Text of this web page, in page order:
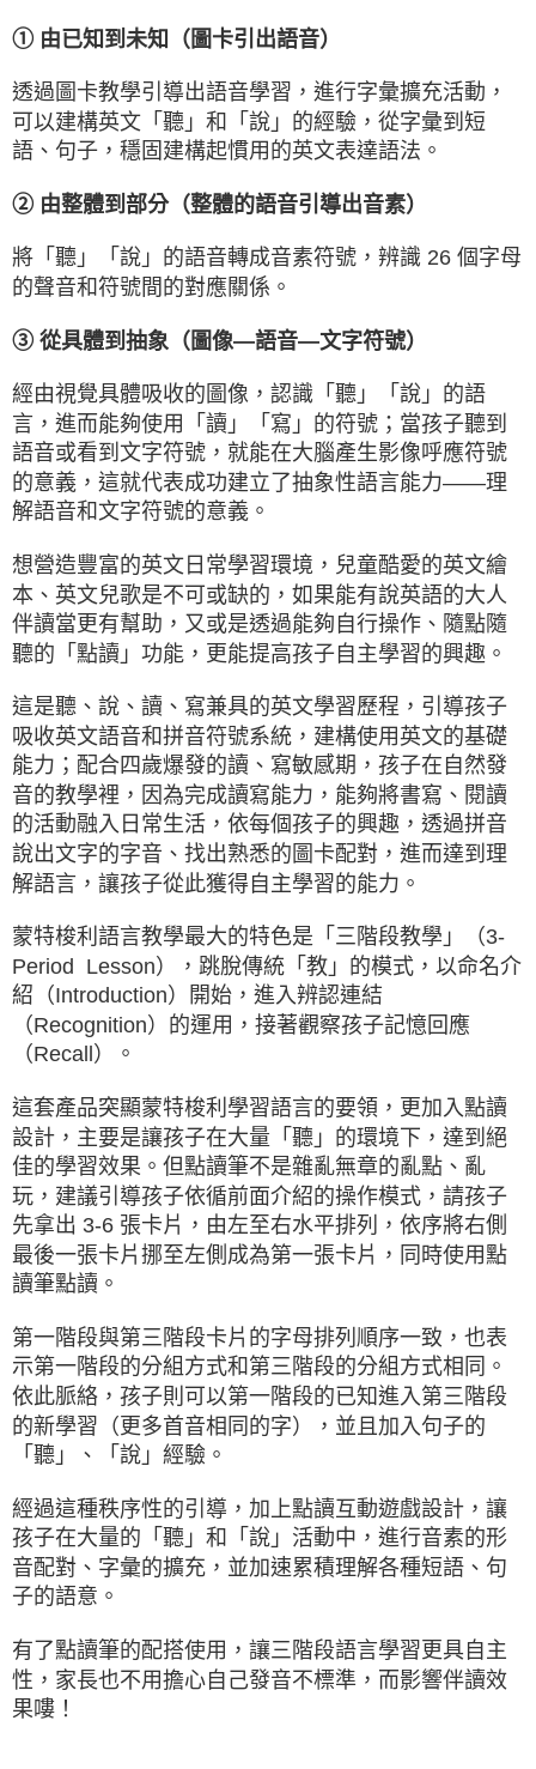
① 由已知到未知（圖卡引出語音）
透過圖卡教學引導出語音學習，進行字彙擴充活動，
可以建構英文「聽」和「說」的經驗，從字彙到短
語、句子，穩固建構起慣用的英文表達語法。
② 由整體到部分（整體的語音引導出音素）
將「聽」「說」的語音轉成音素符號，辨識 26 個字母
的聲音和符號間的對應關係。
③ 從具體到抽象（圖像—語音—文字符號）
經由視覺具體吸收的圖像，認識「聽」「說」的語
言，進而能夠使用「讀」「寫」的符號；當孩子聽到
語音或看到文字符號，就能在大腦產生影像呼應符號
的意義，這就代表成功建立了抽象性語言能力——理
解語音和文字符號的意義。
想營造豐富的英文日常學習環境，兒童酷愛的英文繪
本、英文兒歌是不可或缺的，如果能有說英語的大人
伴讀當更有幫助，又或是透過能夠自行操作、隨點隨
聽的「點讀」功能，更能提高孩子自主學習的興趣。
這是聽、說、讀、寫兼具的英文學習歷程，引導孩子
吸收英文語音和拼音符號系統，建構使用英文的基礎
能力；配合四歲爆發的讀、寫敏感期，孩子在自然發
音的教學裡，因為完成讀寫能力，能夠將書寫、閱讀
的活動融入日常生活，依每個孩子的興趣，透過拼音
說出文字的字音、找出熟悉的圖卡配對，進而達到理
解語言，讓孩子從此獲得自主學習的能力。
蒙特梭利語言教學最大的特色是「三階段教學」（3-
Period Lesson），跳脫傳統「教」的模式，以命名介
紹（Introduction）開始，進入辨認連結
（Recognition）的運用，接著觀察孩子記憶回應
（Recall）。
這套產品突顯蒙特梭利學習語言的要領，更加入點讀
設計，主要是讓孩子在大量「聽」的環境下，達到絕
佳的學習效果。但點讀筆不是雜亂無章的亂點、亂
玩，建議引導孩子依循前面介紹的操作模式，請孩子
先拿出 3-6 張卡片，由左至右水平排列，依序將右側
最後一張卡片挪至左側成為第一張卡片，同時使用點
讀筆點讀。
第一階段與第三階段卡片的字母排列順序一致，也表
示第一階段的分組方式和第三階段的分組方式相同。
依此脈絡，孩子則可以第一階段的已知進入第三階段
的新學習（更多首音相同的字），並且加入句子的
「聽」、「說」經驗。
經過這種秩序性的引導，加上點讀互動遊戲設計，讓
孩子在大量的「聽」和「說」活動中，進行音素的形
音配對、字彙的擴充，並加速累積理解各種短語、句
子的語意。
有了點讀筆的配搭使用，讓三階段語言學習更具自主
性，家長也不用擔心自己發音不標準，而影響伴讀效
果嘍！